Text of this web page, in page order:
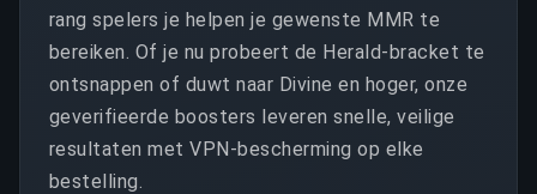
rang spelers je helpen je gewenste MMR te
bereiken. Of je nu probeert de Herald-bracket te
ontsnappen of duwt naar Divine en hoger, onze
geverifieerde boosters leveren snelle, veilige
resultaten met VPN-bescherming op elke
bestelling.